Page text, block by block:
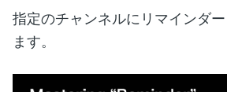
指定のチャンネルにリマインダ
ます。